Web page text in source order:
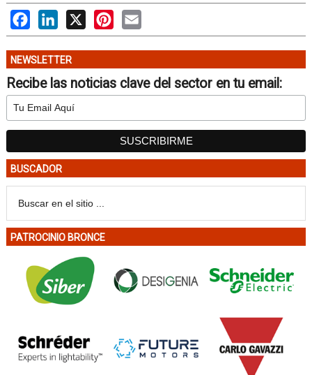
FacebookLinkedIn
X PinterestEmail
NEWSLETTER
Recibe las noticias clave del sector en tu email:
BUSCADOR
PATROCINIO BRONCE